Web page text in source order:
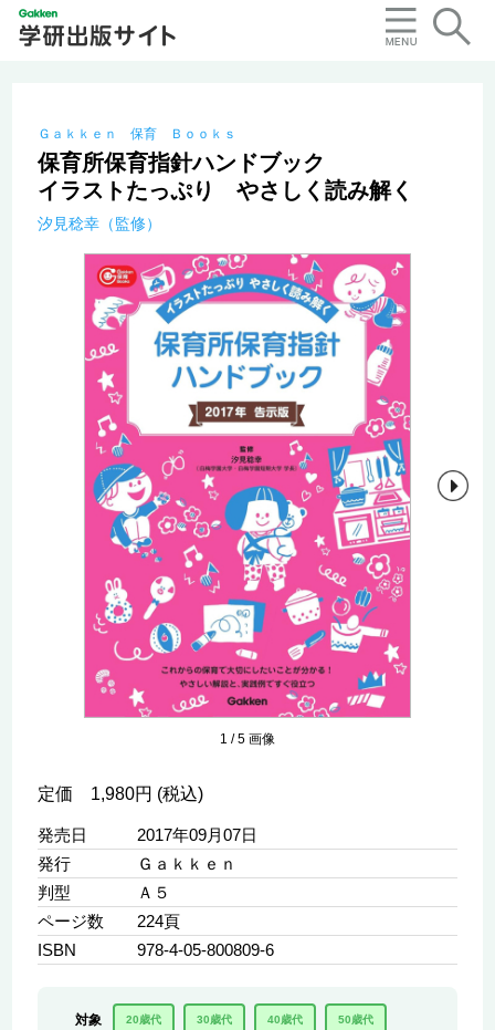
Ｇａｋｋｅｎ 保育 Ｂｏｏｋｓ
保育所保育指針ハンドブック
イラストたっぷり やさしく読み解く
汐見稔幸（監修）
1 /5画像
定価 1,980円 (税込)
発売日
2017年09月07日
発行
Ｇａｋｋｅｎ
判型
Ａ５
ページ数
224頁
ISBN
978-4-05-800809-6
対象 20歳代 30歳代 40歳代 50歳代